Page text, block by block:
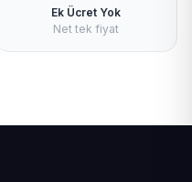
Ek Ücret Yok
Net tek fiyat